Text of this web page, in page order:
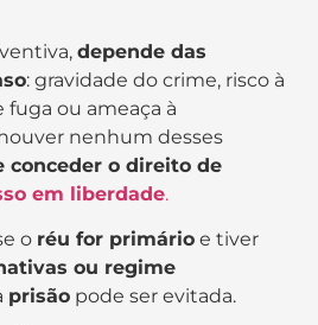
depende das
: gravidade do crime, risco à
fuga ou ameaça à
nenhum desses
conceder o direito de
em liberdade.
o réu for primário e tiver
ou regime
prisão pode ser evitada.